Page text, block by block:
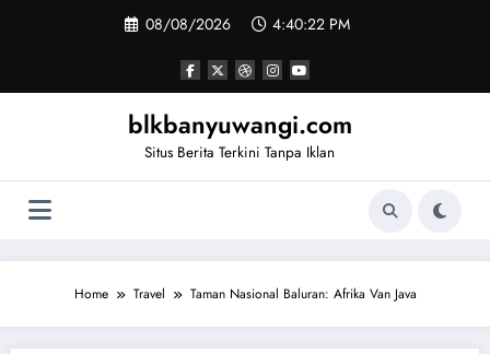
08/08/2026 4:40:23 PM
blkbanyuwangi.com
Situs Berita Terkini Tanpa Iklan
Home Travel Taman Nasional Baluran: Afrika Van Java